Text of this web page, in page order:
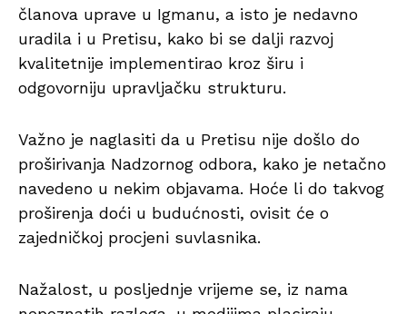
članova uprave u Igmanu, a isto je nedavno
uradila i u Pretisu, kako bi se dalji razvoj
kvalitetnije implementirao kroz širu i
odgovorniju upravljačku strukturu.
Važno je naglasiti da u Pretisu nije došlo do
proširivanja Nadzornog odbora, kako je netačno
navedeno u nekim objavama. Hoće li do takvog
proširenja doći u budućnosti, ovisit će o
zajedničkoj procjeni suvlasnika.
Nažalost, u posljednje vrijeme se, iz nama